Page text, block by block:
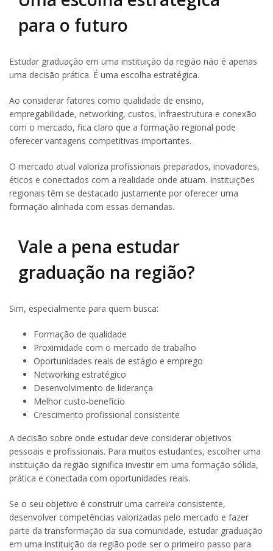
para o futuro
Estudar graduação em uma instituição da região não é apenas
uma decisão prática. É uma escolha estratégica.
Ao considerar fatores como qualidade de ensino,
empregabilidade, networking, custos, infraestrutura e conexão
com o mercado, fica claro que a formação regional pode
oferecer vantagens competitivas importantes.
O mercado atual valoriza profissionais preparados, inovadores,
éticos e conectados com a realidade onde atuam. Instituições
regionais têm se destacado justamente por oferecer uma
formação alinhada com essas demandas.
Vale a pena estudar
graduação na região?
Sim, especialmente para quem busca:
Formação de qualidade
Proximidade com o mercado de trabalho
Oportunidades reais de estágio e emprego
Networking estratégico
Desenvolvimento de liderança
Melhor custo-benefício
Crescimento profissional consistente
A decisão sobre onde estudar deve considerar objetivos
pessoais e profissionais. Para muitos estudantes, escolher uma
instituição da região significa investir em uma formação sólida,
prática e conectada com oportunidades reais.
Se o seu objetivo é construir uma carreira consistente,
desenvolver competências valorizadas pelo mercado e fazer
parte da transformação da sua comunidade, estudar graduação
em uma instituição da região pode ser o primeiro passo para